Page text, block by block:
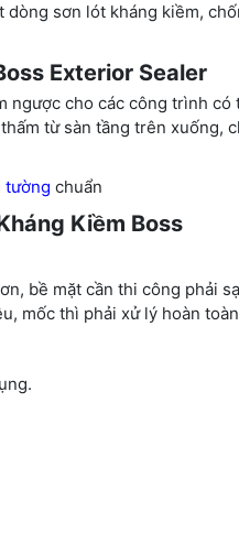
dòng sơn lót kháng kiềm,
Exterior Sealer
ngược cho các công trình
từ sàn tầng trên xuống,
tường chuẩn
Kiềm Boss
bề mặt cần thi công phải
mốc thì phải xử lý hoàn